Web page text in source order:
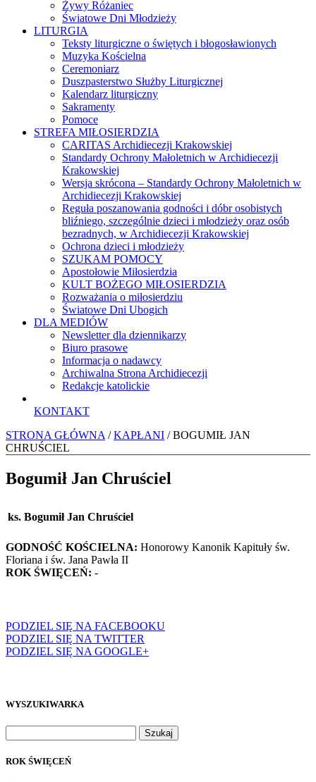
Żywy Różaniec
Światowe Dni Młodzieży
LITURGIA
Teksty liturgiczne o świętych i błogosławionych
Muzyka Kościelna
Ceremoniarz
Duszpasterstwo Służby Liturgicznej
Kalendarz liturgiczny
Sakramenty
Pomoce
STREFA MIŁOSIERDZIA
CARITAS Archidiecezji Krakowskiej
Standardy Ochrony Małoletnich w Archidiecezji
Krakowskiej
Wersja skrócona – Standardy Ochrony Małoletnich w
Archidiecezji Krakowskiej
Reguła poszanowania godności i dóbr osobistych
bliźniego, szczególnie dzieci i młodzieży oraz osób
bezradnych, w Archidiecezji Krakowskiej
Ochrona dzieci i młodzieży
SZUKAM POMOCY
Apostołowie Miłosierdzia
KULT BOŻEGO MIŁOSIERDZIA
Rozważania o miłosierdziu
Światowe Dni Ubogich
DLA MEDIÓW
Newsletter dla dziennikarzy
Biuro prasowe
Informacja o nadawcy
Archiwalna Strona Archidiecezji
Redakcje katolickie
KONTAKT
STRONA GŁÓWNA /KAPŁANI / BOGUMIŁ JAN
CHRUŚCIEL
Bogumił Jan Chruściel
ks. Bogumił Jan Chruściel
GODNOŚĆ KOŚCIELNA: Honorowy Kanonik Kapituły św.
Floriana i św. Jana Pawła II
ROK ŚWIĘCEŃ: -
PODZIEL SIĘ NA FACEBOOKU
PODZIEL SIĘ NA TWITTER
PODZIEL SIĘ NA GOOGLE+
WYSZUKIWARKA
ROK ŚWIĘCEŃ